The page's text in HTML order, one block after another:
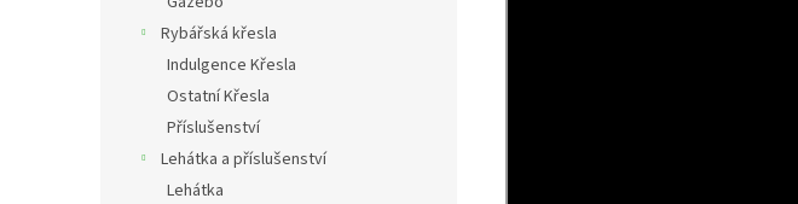
Rybářská křesla
Indulgence Křesla
Ostatní Křesla
Příslušenství
Lehátka a příslušenství
Lehátka